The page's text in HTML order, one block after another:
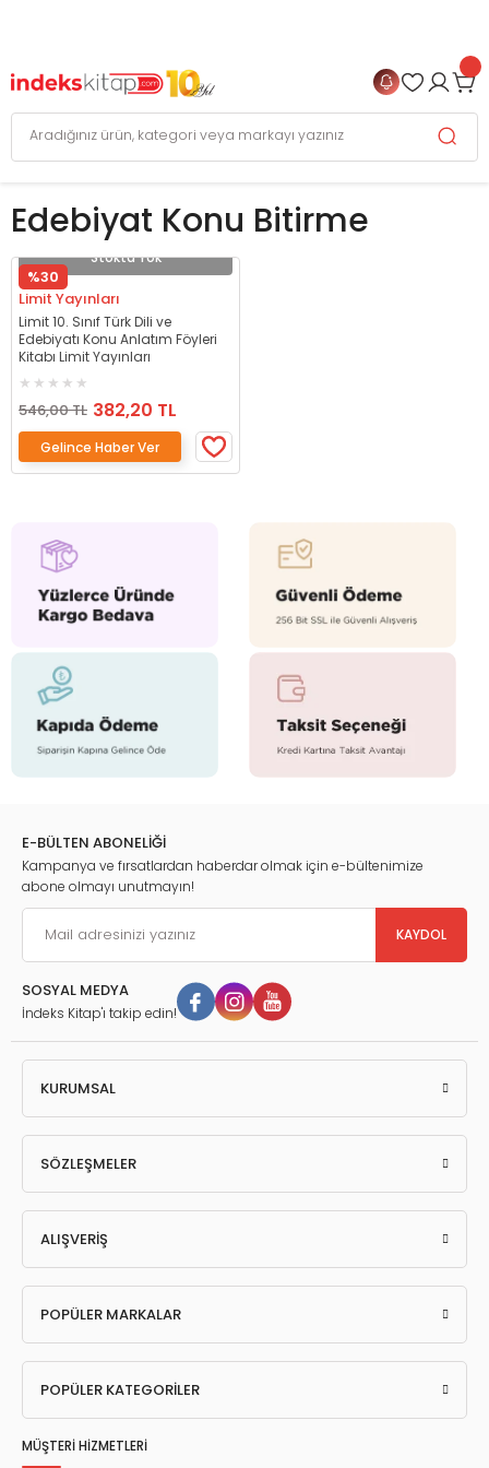
Edebiyat Konu Bitirme
Stokta Yok
%30
Limit Yayınları
Limit 10. Sınıf Türk Dili ve
Edebiyatı Konu Anlatım Föyleri
Kitabı Limit Yayınları
546,00 TL 382,20 TL
Gelince Haber Ver
E-BÜLTEN ABONELİĞİ
Kampanya ve fırsatlardan haberdar olmak için e-bültenimize
abone olmayı unutmayın!
KAYDOL
SOSYAL MEDYA
İndeks Kitap'ı takip edin!
KURUMSAL
SÖZLEŞMELER
ALIŞVERİŞ
POPÜLER MARKALAR
POPÜLER KATEGORİLER
MÜŞTERİ HİZMETLERİ